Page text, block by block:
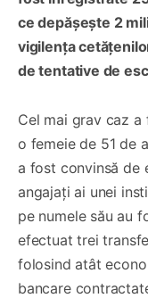
ce depășește 2
vigilența
de tentative de
Cel mai grav caz
o femeie de 51 de
a fost convinsă de
angajați ai unei
pe numele său au
efectuat trei
folosind atât
bancare